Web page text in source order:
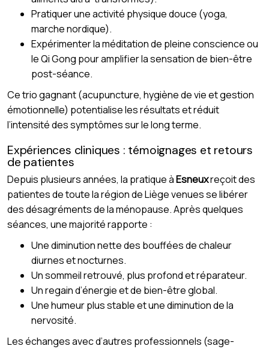
Pratiquer une activité physique douce (yoga,
marche nordique).
Expérimenter la méditation de pleine conscience ou
le Qi Gong pour amplifier la sensation de bien-être
post-séance.
Ce trio gagnant (acupuncture, hygiène de vie et gestion
émotionnelle) potentialise les résultats et réduit
l’intensité des symptômes sur le long terme.
Expériences cliniques : témoignages et retours
de patientes
Depuis plusieurs années, la pratique àEsneuxreçoit des
patientes de toute la région de Liège venues se libérer
des désagréments de la ménopause. Après quelques
séances, une majorité rapporte :
Une diminution nette des bouffées de chaleur
diurnes et nocturnes.
Un sommeil retrouvé, plus profond et réparateur.
Un regain d’énergie et de bien-être global.
Une humeur plus stable et une diminution de la
nervosité.
Les échanges avec d’autres professionnels (sage-